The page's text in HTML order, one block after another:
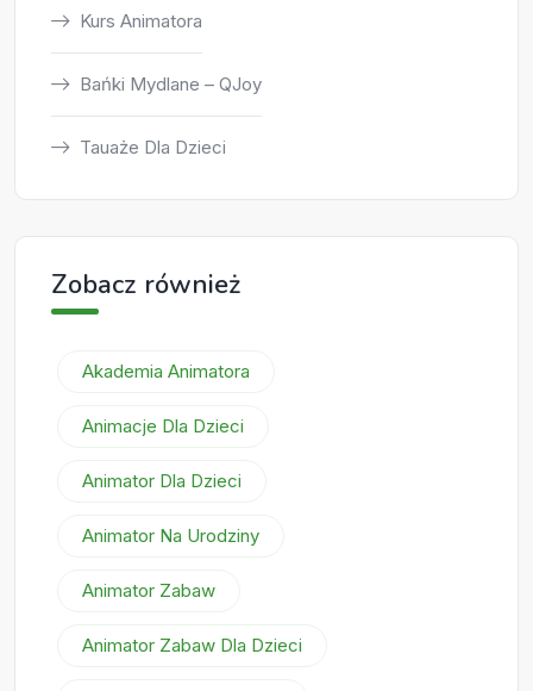
Kurs Animatora
Bańki Mydlane – QJoy
Tauaże Dla Dzieci
Zobacz również
Akademia Animatora
Animacje Dla Dzieci
Animator Dla Dzieci
Animator Na Urodziny
Animator Zabaw
Animator Zabaw Dla Dzieci